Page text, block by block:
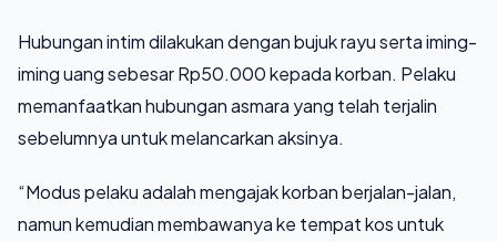
Hubungan intim dilakukan dengan bujuk rayu serta iming-
iming uang sebesar Rp50.000 kepada korban. Pelaku
memanfaatkan hubungan asmara yang telah terjalin
sebelumnya untuk melancarkan aksinya.
“Modus pelaku adalah mengajak korban berjalan-jalan,
namun kemudian membawanya ke tempat kos untuk